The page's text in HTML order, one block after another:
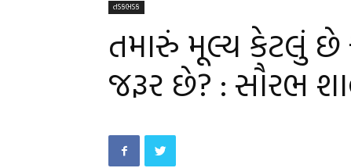
તડકભડક
તમારું મૂલ્ય કેટલું છે
જરૂર છે? : સૌરભ